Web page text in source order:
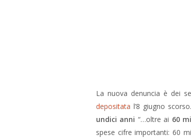
La nuova denuncia è dei
depositata l’8 giugno
undici anni “…oltre ai 60
spese cifre importanti: 60